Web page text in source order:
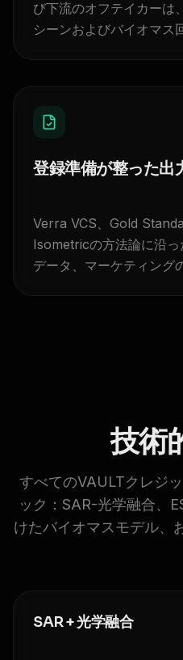
び下流のオフテイカーは
シーンおよびバイオマス
登録準備が整った出
Verra VCS、Gold
Isometricの方法論に沿
データ、マーケティング
技術
すべてのVAULTクレジ
ック：SAR-光学融合、
けたバイオマスモデル、
SAR + 光学融合